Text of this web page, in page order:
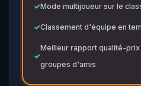
✓Mode multijoueur sur le
✓Classement d'équipe en
✓
Meilleur rapport qualité-
groupes d'amis